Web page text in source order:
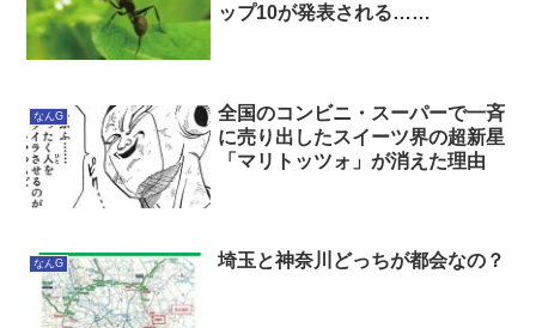
ップ10が発表される……
なんG
全国のコンビニ・スーパーで一斉
に売り出したスイーツ界の超新星
「マリトッツォ」が消えた理由
なんG 埼玉と神奈川どっちが都会なの？